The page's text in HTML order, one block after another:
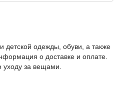
детской одежды, обуви, а также
о доставке и оплате.
за вещами.